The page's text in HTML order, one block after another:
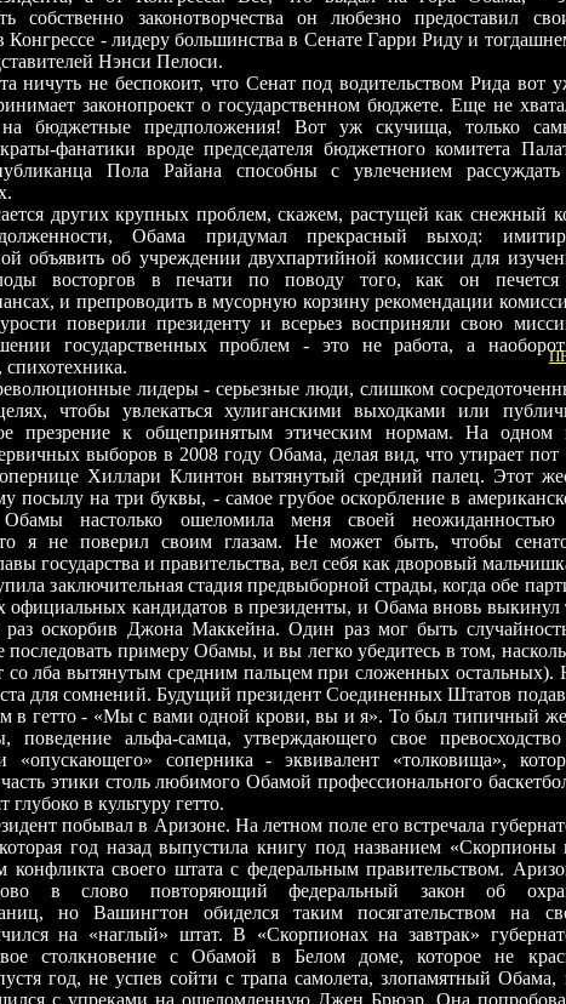
собственно законотворчества он любезно предоставил
- лидеру большинства в Сенате Гарри Риду и
Нэнси Пелоси.
ничуть не беспокоит, что Сенат под водительством Рида вот
законопроект о государственном бюджете. Еще не
бюджетные предположения! Вот уж скучища, только
фанатики вроде председателя бюджетного комитета
Пола Райана способны с увлечением
других крупных проблем, скажем, растущей как снежный
Обама придумал прекрасный выход:
объявить об учреждении двухпартийной комиссии для
восторгов в печати по поводу того, как он
и препроводить в мусорную корзину рекомендации
поверили президенту и всерьез восприняли свою
государственных проблем- это не работа, а
лидеры- серьезные люди, слишком
чтобы увлекаться хулиганскими выходками или
презрение к общепринятым этическим нормам. На одном
выборов в 2008 году Обама, делая вид, что утирает пот
Хиллари Клинтон вытянутый средний палец. Этот
посылу на три буквы, -самое грубое оскорбление в
Обамы настолько ошеломила меня своей
я не поверил своим глазам. Не может быть, чтобы
государства и правительства, вел себя как дворовый
заключительная стадия предвыборной страды, когда обе
официальных кандидатов в президенты, и Обама вновь выкинул
раз оскорбив Джона Маккейна. Один раз мог быть
последовать примеру Обамы, и вы легко убедитесь в том,
со лба вытянутым средним пальцем при сложенных остальных).
для сомнений. Будущий президент Соединенных Штатов
в гетто- «Мы с вами одной крови, вы и я». То был типичный
поведение альфа-самца, утверждающего свое
«опускающего» соперника- эквивалент «толковища»,
этики столь любимого Обамой профессионального
глубоко в культуру гетто.
побывал в Аризоне. На летном поле его встречала
год назад выпустила книгу под названием «Скорпионы
конфликта своего штата с федеральным правительством.
в слово повторяющий федеральный закон об
но Вашингтон обиделся таким посягательством на
на «наглый» штат. В «Скорпионах на завтрак»
столкновение с Обамой в Белом доме, которое не
год, не успев сойти с трапа самолета, злопамятный Обама,
с упреками на ошеломленную Джен Брюэр. Она